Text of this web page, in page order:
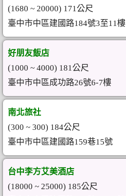
(1680 ~ 20000) 171公尺
臺中市中區建國路184號3至11樓
好朋友飯店
(1000 ~ 4000) 181公尺
臺中市中區成功路26號6-7樓
南北旅社
(300 ~ 300) 184公尺
臺中市中區建國路159巷15號
台中李方艾美酒店
(18000 ~ 25000) 185公尺